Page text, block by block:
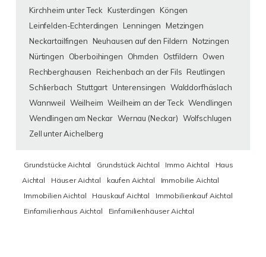
Kirchheim unter Teck
Kusterdingen
Köngen
Leinfelden-Echterdingen
Lenningen
Metzingen
Neckartailfingen
Neuhausen auf den Fildern
Notzingen
Nürtingen
Oberboihingen Ohmden Ostfildern
Owen
Rechberghausen
Reichenbach an der Fils Reutlingen
Schlierbach Stuttgart Unterensingen Walddorfhäslach
Wannweil Weilheim Weilheim an der Teck Wendlingen
Wendlingen am Neckar Wernau (Neckar) Wolfschlugen
Zell unter Aichelberg
Grundstücke Aichtal Grundstück Aichtal Immo Aichtal
Haus
Aichtal
Häuser Aichtal kaufen Aichtal
Immobilie Aichtal
Immobilien Aichtal
Hauskauf Aichtal
Immobilienkauf Aichtal
Einfamilienhaus Aichtal
Einfamilienhäuser Aichtal